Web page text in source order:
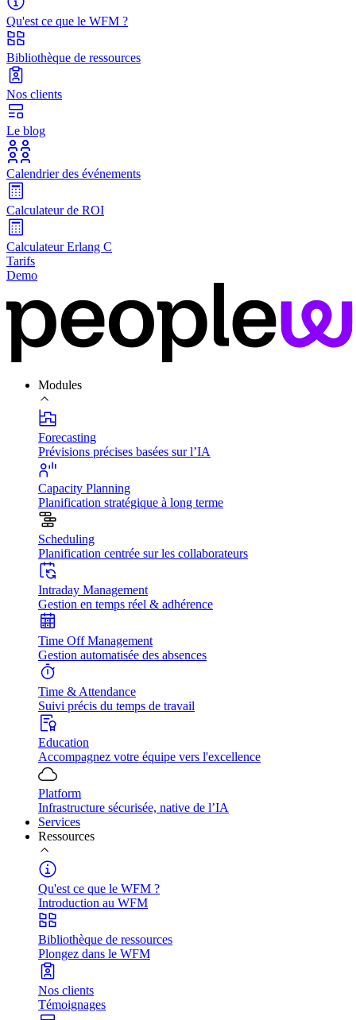
Qu'est ce que le WFM ?
Bibliothèque de ressources
Nos clients
Le blog
Calendrier des événements
Calculateur de ROI
Calculateur Erlang C
Tarifs
Demo
Modules
Forecasting
Prévisions précises basées sur l’IA
Capacity Planning
Planification stratégique à long terme
Scheduling
Planification centrée sur les collaborateurs
Intraday Management
Gestion en temps réel & adhérence
Time Off Management
Gestion automatisée des absences
Time & Attendance
Suivi précis du temps de travail
Education
Accompagnez votre équipe vers l'excellence
Platform
Infrastructure sécurisée, native de l’IA
Services
Ressources
Qu'est ce que le WFM ?
Introduction au WFM
Bibliothèque de ressources
Plongez dans le WFM
Nos clients
Témoignages